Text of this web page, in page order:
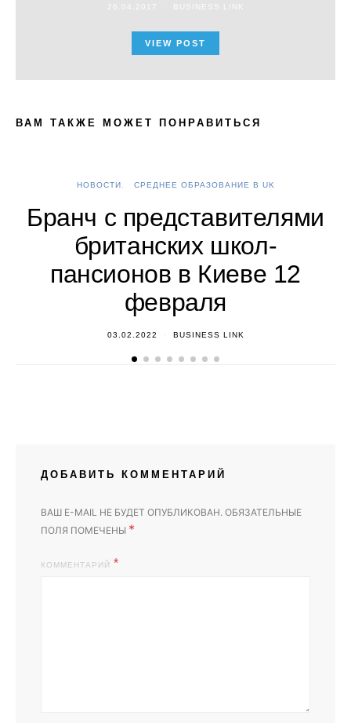
26.04.2017 BUSINESS LINK
VIEW POST
ВАМ ТАКЖЕ МОЖЕТ ПОНРАВИТЬСЯ
НОВОСТИ СРЕДНЕЕ ОБРАЗОВАНИЕ В UK
Бранч с представителями
британских школ-
пансионов в Киеве 12
февраля
03.02.2022 BUSINESS LINK
ДОБАВИТЬ КОММЕНТАРИЙ
ВАШ E-MAIL НЕ БУДЕТ ОПУБЛИКОВАН. ОБЯЗАТЕЛЬНЫЕ
ПОЛЯ ПОМЕЧЕНЫ *
КОММЕНТАРИЙ